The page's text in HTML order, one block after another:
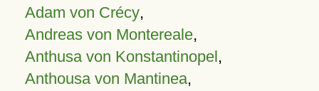
Adam von Crécy,
Andreas von Montereale,
Anthusa von Konstantinopel,
Anthousa von Mantinea,